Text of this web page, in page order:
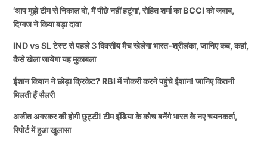
‘आप मुझे टीम से निकाल दो, मैं पीछे नहीं हटूंगा’, रोहित शर्मा का BCCI को जवाब,
दिग्गज ने किया बड़ा दावा
IND vs SL टेस्ट से पहले 3 दिवसीय मैच खेलेगा भारत-श्रीलंका, जानिए कब, कहां,
कैसे खेला जायेगा यह मुकाबला
ईशान किशन ने छोड़ा क्रिकेट? RBI में नौकरी करने पहुंचे ईशान! जानिए कितनी
मिलती हैं सैलरी
अजीत अगरकर की होगी छुट्टी! टीम इंडिया के कोच बनेंगे भारत के नए चयनकर्ता,
रिपोर्ट में हुआ खुलासा